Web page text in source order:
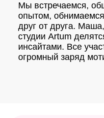
Мы встречаемся,
опытом,
друг от друга.
студии Artum
инсайтами. Все
огромный заряд